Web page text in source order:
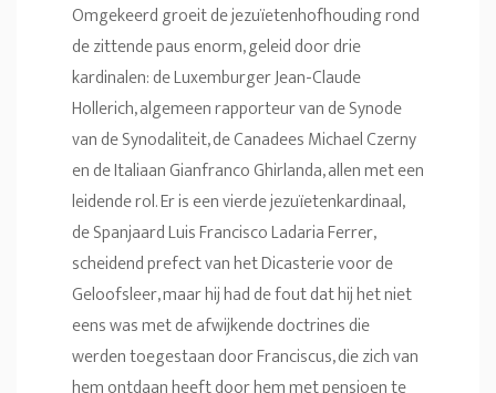
Omgekeerd groeit de jezuïetenhofhouding rond
de zittende paus enorm, geleid door drie
kardinalen: de Luxemburger Jean-Claude
Hollerich, algemeen rapporteur van de Synode
van de Synodaliteit, de Canadees Michael Czerny
en de Italiaan Gianfranco Ghirlanda, allen met een
leidende rol. Er is een vierde jezuïetenkardinaal,
de Spanjaard Luis Francisco Ladaria Ferrer,
scheidend prefect van het Dicasterie voor de
Geloofsleer, maar hij had de fout dat hij het niet
eens was met de afwijkende doctrines die
werden toegestaan door Franciscus, die zich van